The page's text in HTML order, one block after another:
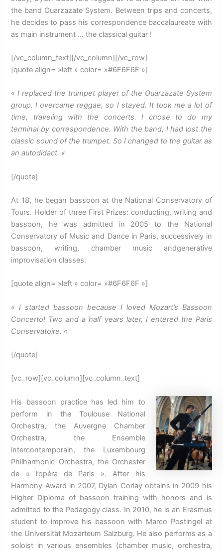
the band Ouarzazate System. Between trips and concerts,
he decides to pass his correspondence baccalaureate with
as main instrument … the classical guitar !
[/vc_column_text][/vc_column][/vc_row]
[quote align= »left » color= »#6F6F6F »]
« I replaced the trumpet player of the Ouarzazate System
group. I overcame reggae, so I stayed. It took me a lot of
time, traveling with the concerts.
I chose to do my
terminal by correspondence. With the band, I had lost the
classic sound of the trumpet. So I changed to the guitar as
an autodidact. «
[/quote]
At 18, he began bassoon at the National Conservatory of
Tours. Holder of three First Prizes: conducting, writing and
bassoon, he was admitted in 2005 to the National
Conservatory of Music and Dance in Paris, successively in
bassoon, writing, chamber music andgenerative
improvisation classes.
[quote align= »left » color= »#6F6F6F »]
« I started bassoon because I loved Mozart’s Bassoon
Concerto! Two and a half years later, I entered the Paris
Conservatoire. «
[/quote]
[vc_row][vc_column][vc_column_text]
His bassoon practice has led him to
perform in the Toulouse National
Orchestra, the Auvergne Chamber
Orchestra, the Ensemble
intercontemporain, the Luxembourg
Philharmonic Orchestra, the Orchester
de « l’opéra de Paris ». After his
Harmony Award in 2007, Dylan Corlay obtains in 2009 his
Higher Diploma of bassoon training with honors and is
admitted to the Pedagogy class. In 2010, he is an Erasmus
student to improve his bassoon with Marco Postingel at
the Universität Mozarteum Salzburg. He also performs as a
soloist in various ensembles (chamber music, orchestra,